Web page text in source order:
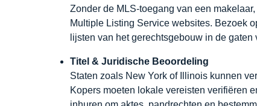
Zonder de MLS-toegang van een
Multiple Listing Service websites. Bezoek
lijsten van het gerechtsgebouw in de
Titel & Juridische Beoordeling
Staten zoals New York of Illinois kunnen
Kopers moeten lokale vereisten verifiëren